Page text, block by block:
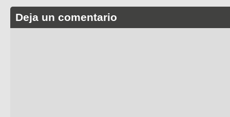
Deja un comentario